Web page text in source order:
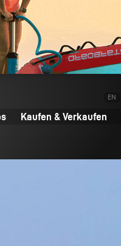
EN
Kaufen & Verkaufen